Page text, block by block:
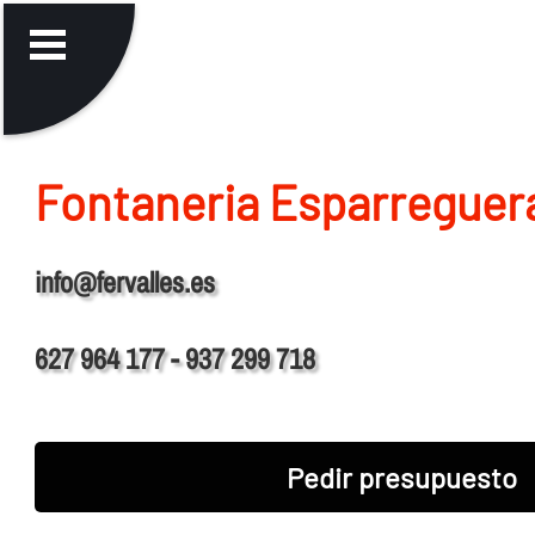
Fontaneria
info@fervalles.es
627 964 177 - 937 299 718
Pedir presupuesto